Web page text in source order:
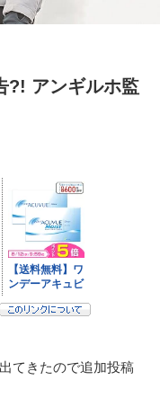
?! アンギルホ監
てきたので追加投稿